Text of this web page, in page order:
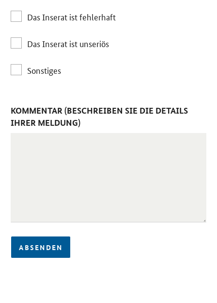
Das Inserat ist fehlerhaft
Das Inserat ist unseriös
Sonstiges
KOMMENTAR (BESCHREIBEN SIE DIE DETAILS
IHRER MELDUNG)
ABSENDEN